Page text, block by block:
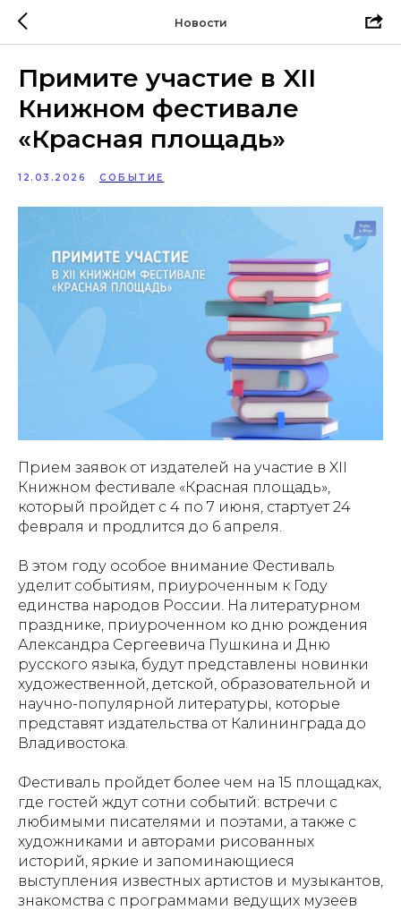
Новости
Примите участие в XII
Книжном фестивале
«Красная площадь»
12.03.2026 СОБЫТИЕ
Прием заявок от издателей на участие в XII
Книжном фестивале «Красная площадь»,
который пройдет с 4 по 7 июня, стартует 24
февраля и продлится до 6 апреля.
В этом году особое внимание Фестиваль
уделит событиям, приуроченным к Году
единства народов России. На литературном
празднике, приуроченном ко дню рождения
Александра Сергеевича Пушкина и Дню
русского языка, будут представлены новинки
художественной, детской, образовательной и
научно-популярной литературы, которые
представят издательства от Калининграда до
Владивостока.
Фестиваль пройдет более чем на 15 площадках,
где гостей ждут сотни событий: встречи с
любимыми писателями и поэтами, а также с
художниками и авторами рисованных
историй, яркие и запоминающиеся
выступления известных артистов и музыкантов,
знакомства с программами ведущих музеев